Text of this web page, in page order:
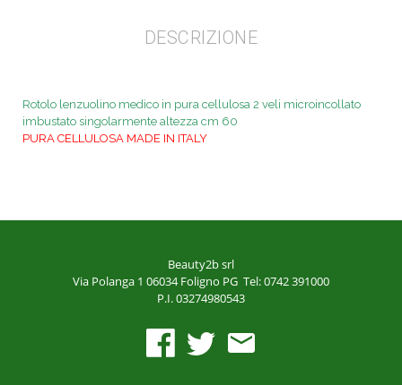
DESCRIZIONE
Rotolo lenzuolino medico in pura cellulosa 2 veli microincollato
imbustato singolarmente altezza cm 60
PURA CELLULOSA MADE IN ITALY
Beauty2b srl
Via Polanga 1 06034 Foligno PG Tel: 0742 391000
P.I. 03274980543